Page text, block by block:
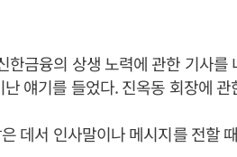
한금융의 상생 노력에 관한 기사
얘기를 들었다. 진옥동 회장에 관
데서 인사말이나 메시지를 전할